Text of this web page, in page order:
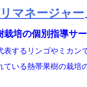
マネージャー
培の個別指導サ
するリンゴやミカ
いる熱帯果樹の栽